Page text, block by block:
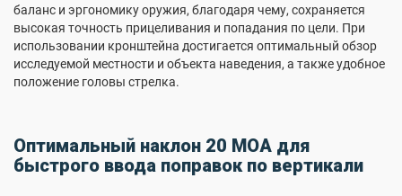
баланс и эргономику оружия, благодаря чему, сохраняется
высокая точность прицеливания и попадания по цели. При
использовании кронштейна достигается оптимальный обзор
исследуемой местности и объекта наведения, а также удобное
положение головы стрелка.
Оптимальный наклон 20 MOA для
быстрого ввода поправок по вертикали